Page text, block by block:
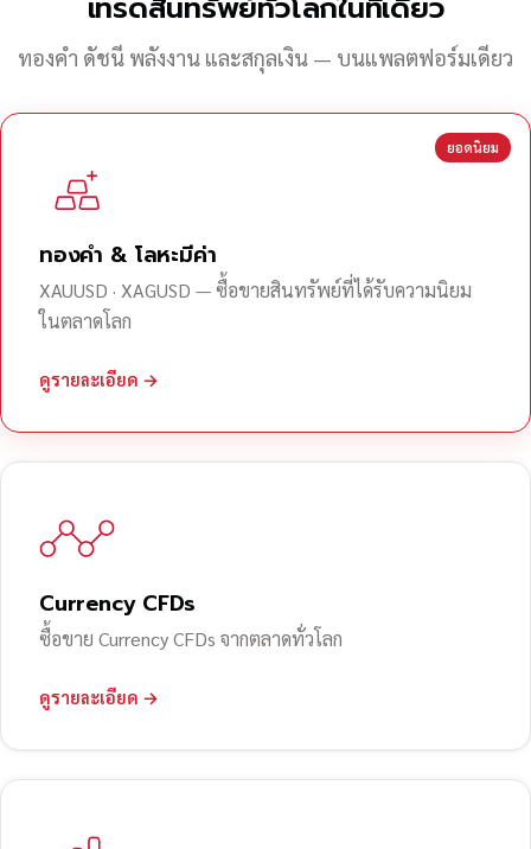
ทองคำ ดัชนี พลังงาน และสกุลเงิน — บนแพลตฟอร์มเดียว
ยอดนิยม
ทองคำ & โลหะมีค่า
XAUUSD · XAGUSD — ซื้อขายสินทรัพย์ที่ได้รับความนิยม
ในตลาดโลก
ดูรายละเอียด →
Currency CFDs
ซื้อขาย Currency CFDs จากตลาดทั่วโลก
ดูรายละเอียด →